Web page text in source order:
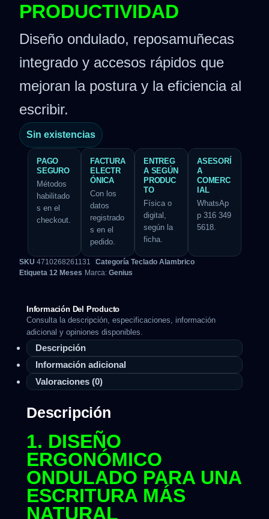
PRODUCTIVIDAD
Diseño ondulado, reposamuñecas
integrado y accesos rápidos que
mejoran la postura y la eficiencia al
escribir.
Sin existencias
PAGO
SEGURO
Métodos
habilitado
s en el
checkout.
FACTURA
ELECTR
ÓNICA
Con los
datos
registrado
s en el
pedido.
ENTREG
A SEGÚN
PRODUC
TO
Física o
digital,
según la
ficha.
ASESORÍ
A
COMERC
IAL
WhatsAp
p 316 349
5618.
SKU 4710268261131 Categoría Teclado Alambrico
Etiqueta 12 Meses Marca: Genius
Información Del Producto
Consulta la descripción, especificaciones, información
adicional y opiniones disponibles.
Descripción
Información adicional
Valoraciones (0)
Descripción
1. DISEÑO
ERGONÓMICO
ONDULADO PARA UNA
ESCRITURA MÁS
NATURAL